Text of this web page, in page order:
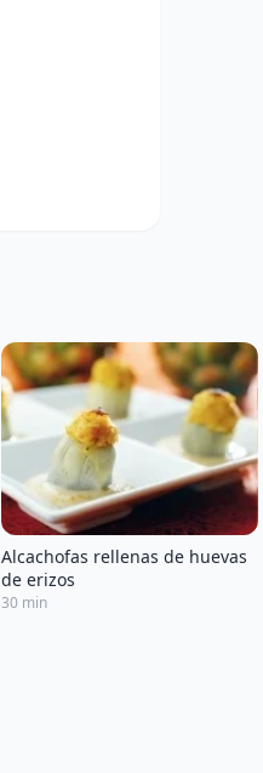
Alcachofas rellenas de huevas
de erizos
30 min